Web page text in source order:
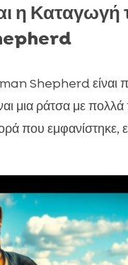
η Καταγωγή
Shepherd είναι
μια ράτσα με
που εμφανίστηκε,